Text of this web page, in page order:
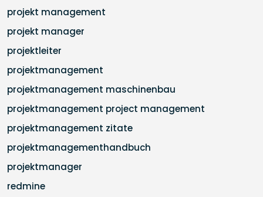
projekt management
projekt manager
projektleiter
projektmanagement
projektmanagement maschinenbau
projektmanagement project management
projektmanagement zitate
projektmanagementhandbuch
projektmanager
redmine